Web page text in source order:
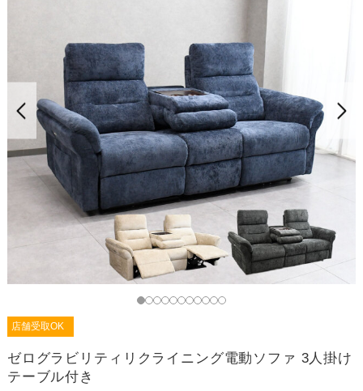
店舗受取OK
ゼログラビリティリクライニング電動ソファ 3人掛け
テーブル付き